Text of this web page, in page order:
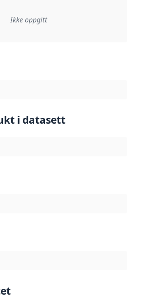
til en implementasjonsregel
Ikke oppgitt
i datasett